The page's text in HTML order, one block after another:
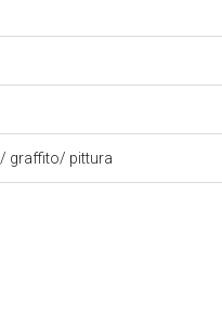
graffito/ pittura